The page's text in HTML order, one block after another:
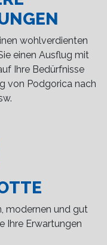
wohlverdienten
einen Ausflug mit
Ihre Bedürfnisse
von Podgorica nach
modernen und gut
Ihre Erwartungen